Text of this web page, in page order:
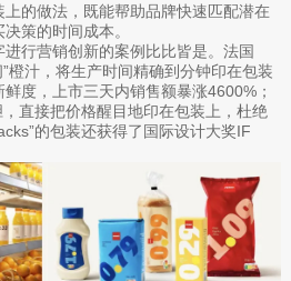
的做法，既能帮助品牌快速匹配潜在
策的时间成本。
行营销创新的案例比比皆是。法国
橙汁，将生产时间精确到分钟印在包装
度，上市三天内销售额暴涨4600%；
直接把价格醒目地印在包装上，杜绝
的包装还获得了国际设计大奖IF